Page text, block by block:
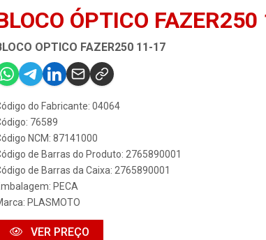
ÓPTICO
OPTICO FAZER250 11-17
do Fabricante: 04064
76589
NCM: 87141000
de Barras do Produto: 2765890001
de Barras da Caixa: 2765890001
PECA
PLASMOTO
VER PREÇO